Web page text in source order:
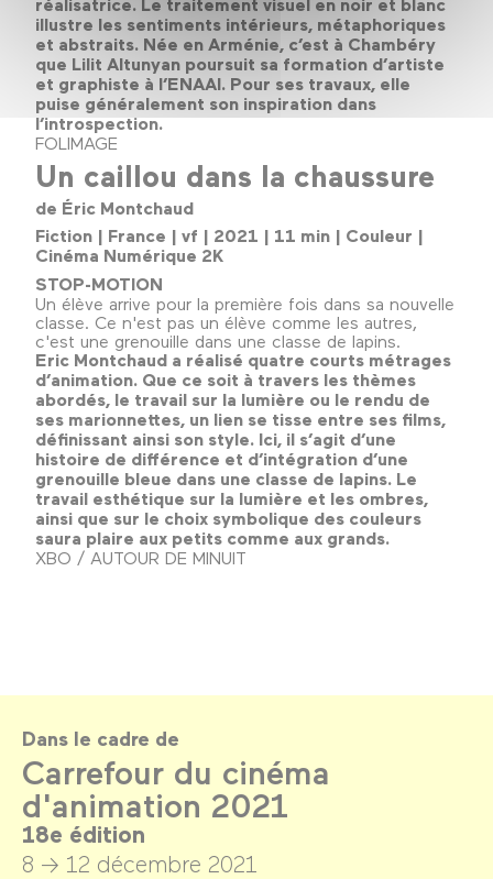
illustre les sentiments intérieurs, métaphoriques
et abstraits. Née en Arménie, c’est à Chambéry
que Lilit Altunyan poursuit sa formation d’artiste
et graphiste à l’ENAAI. Pour ses travaux, elle
puise généralement son inspiration dans
l’introspection.
FOLIMAGE
Un caillou dans la chaussure
de Éric Montchaud
Fiction | France | vf | 2021 | 11 min | Couleur |
Cinéma Numérique 2K
STOP-MOTION
Un élève arrive pour la première fois dans sa nouvelle
classe. Ce n'est pas un élève comme les autres,
c'est une grenouille dans une classe de lapins.
Eric Montchaud a réalisé quatre courts métrages
d’animation. Que ce soit à travers les thèmes
abordés, le travail sur la lumière ou le rendu de
ses marionnettes, un lien se tisse entre ses films,
définissant ainsi son style. Ici, il s’agit d’une
histoire de différence et d’intégration d’une
grenouille bleue dans une classe de lapins. Le
travail esthétique sur la lumière et les ombres,
ainsi que sur le choix symbolique des couleurs
saura plaire aux petits comme aux grands.
XBO / AUTOUR DE MINUIT
Dans le cadre de
Carrefour du cinéma
d'animation 2021
18e édition
8 → 12 décembre 2021